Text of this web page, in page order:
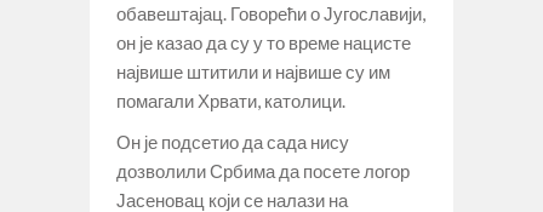
обавештајац. Говорећи о Југославији,
он је казао да су у то време нацисте
највише штитили и највише су им
помагали Хрвати, католици.
Он је подсетио да сада нису
дозволили Србима да посете логор
Јасеновац који се налази на